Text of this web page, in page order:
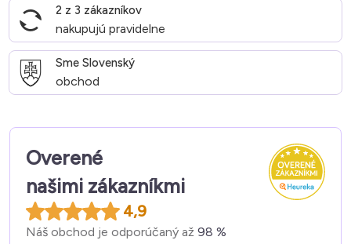
2 z 3 zákazníkov
nakupujú pravidelne
Sme Slovenský
obchod
Overené
našimi zákazníkmi
4,9
Náš obchod je odporúčaný až 98 %